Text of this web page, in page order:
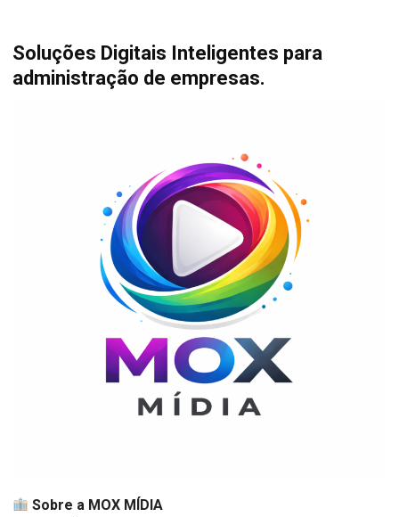
Soluções Digitais Inteligentes para
administração de empresas.
Sobre a MOX MÍDIA